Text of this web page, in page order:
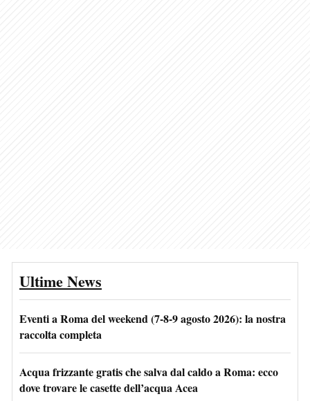
Ultime News
Eventi a Roma del weekend (7-8-9 agosto 2026): la nostra
raccolta completa
Acqua frizzante gratis che salva dal caldo a Roma: ecco
dove trovare le casette dell’acqua Acea